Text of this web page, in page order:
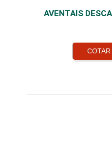
AVENTAIS
COTAR